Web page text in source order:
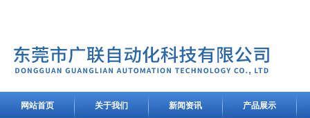
网站首页 关于我们 新闻资讯 产品展示